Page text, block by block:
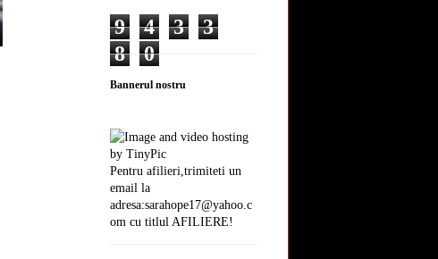
9 4 3
3
8
0
Bannerul nostru
Pentru afilieri,trimiteti un
email la
adresa:sarahope17@yahoo.c
om cu titlul AFILIERE!